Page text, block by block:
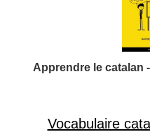
Apprendre le catalan
Vocabulaire